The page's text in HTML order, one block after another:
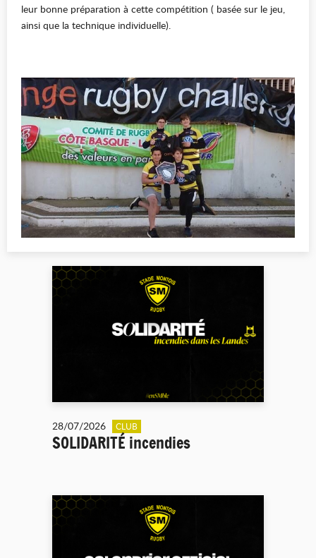
leur bonne préparation à cette compétition ( basée sur le jeu,
ainsi que la technique individuelle).
28/07/2026 CLUB
SOLIDARITÉ incendies